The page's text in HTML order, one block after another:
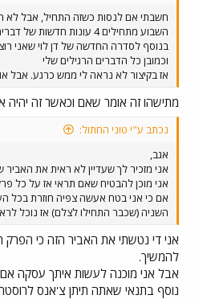
חשבתי אם לנסות כשזה התחיל, אבל לא
השבוע מתחילים 4 עונות חדשות של דברים שאני רוצה לראות.
בנוסף לסדרה החדשה של דן לוי שאני
וכמובן כל הדברים הרגילים שלי
אז בקיצור לא נראה לי ממש כרגע. אבל
מתישהו זה אומר שאם וכאשר זה יהיה
נכתב ע"י טוני החתול:
אגב,
אני מזכיר לך שעדיין לא ראית את האביר של 7
אני מוכן להבטיח שאם תראי אז על כל
אם כי אני בטח אעשה צפיה חוזרת בכל
השניה (שכבר התחילו לצלם) אז נוכל
אני די נטשתי את האביר הזה כי
להמשיך.
אבל אני מוכנה לעשות איתך עסקה
נוסף בתנאי שאתה תיתן צ'אנס